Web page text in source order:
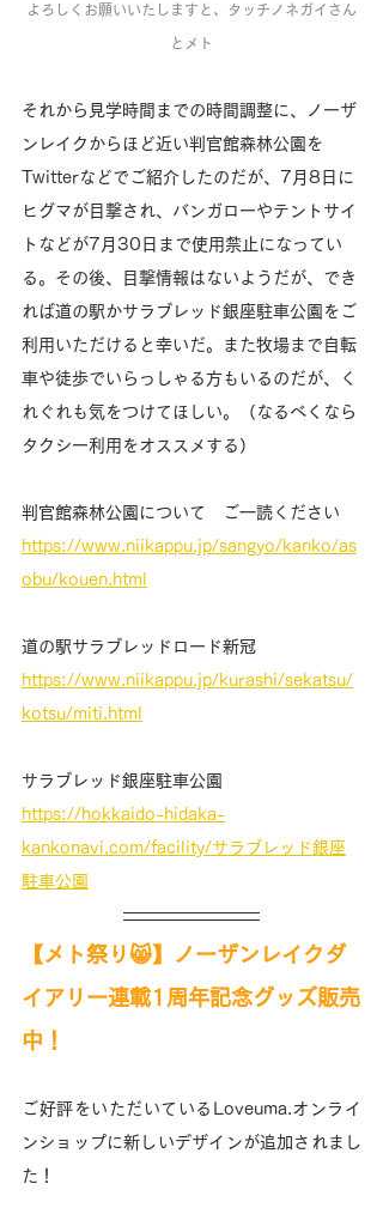
よろしくお願いいたしますと、タッチノネガイさん
とメト
それから見学時間までの時間調整に、ノーザ
ンレイクからほど近い判官館森林公園を
Twitterなどでご紹介したのだが、7月8日に
ヒグマが目撃され、バンガローやテントサイ
トなどが7月30日まで使用禁止になってい
る。その後、目撃情報はないようだが、でき
れば道の駅かサラブレッド銀座駐車公園をご
利用いただけると幸いだ。また牧場まで自転
車や徒歩でいらっしゃる方もいるのだが、く
れぐれも気をつけてほしい。（なるべくなら
タクシー利用をオススメする）
判官館森林公園について　ご一読ください
https://www.niikappu.jp/sangyo/kanko/as
obu/kouen.html
道の駅サラブレッドロード新冠
https://www.niikappu.jp/kurashi/sekatsu/
kotsu/miti.html
サラブレッド銀座駐車公園
https://hokkaido-hidaka-
kankonavi.com/facility/サラブレッド銀座
駐車公園
【メト祭り😸】ノーザンレイクダ
イアリー連載1周年記念グッズ販売
中！
ご好評をいただいているLoveuma.オンライ
ンショップに新しいデザインが追加されまし
た！